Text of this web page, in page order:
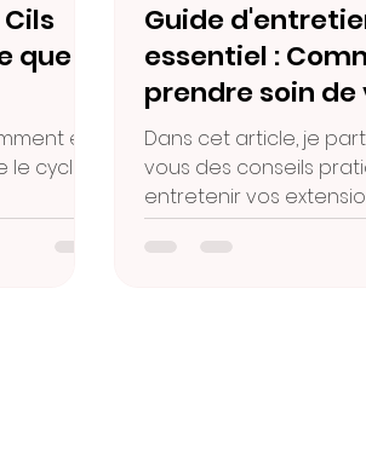
que
en
cycle
Guide
essentiel :
prendre soin de
extensions de
pose
Dans cet article, je
vous des conseils
entretenir vos
après la pose. Du